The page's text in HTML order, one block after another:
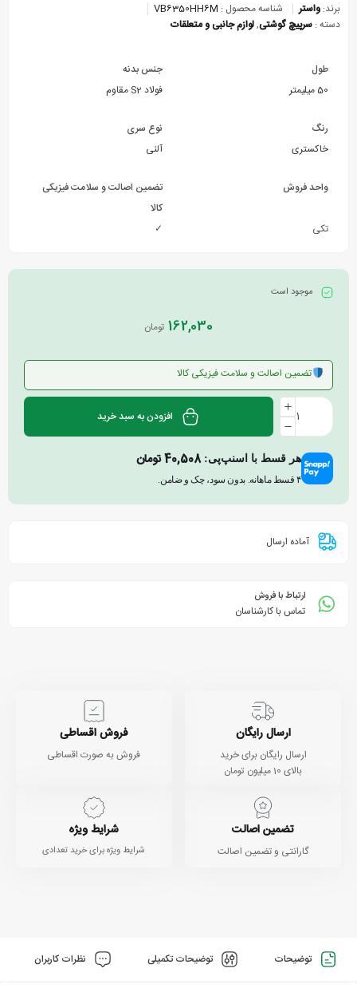
برند: واستر شناسه محصول : VB6350HH6M
دسته : سرپیچ گوشتی,لوازم جانبی و متعلقات
طول
50 میلیمتر
جنس بدنه
فولاد S2 مقاوم
رنگ
خاکستری
نوع سری
آلنی
واحد فروش
تکی
تضمین اصالت و سلامت فیزیکی
کالا
✓
موجود است
162,030 تومان
تضمین اصالت و سلامت فیزیکی کالا
افزودن به سبد خرید
هر قسط با اسنپ‌پی: 40,508تومان
۴ قسط ماهانه. بدون سود، چک و ضامن.
آماده ارسال
ارتباط با فروش
تماس با کارشناسان
ارسال رایگان
ارسال رایگان برای خرید
بالای 10 میلیون تومان
فروش اقساطی
فروش به صورت اقساطی
تضمین اصالت
گارانتی و تضمین اصالت
شرایط ویژه
شرایط ویژه برای خرید تعدادی
توضیحات توضیحات تکمیلی نظرات کاربران